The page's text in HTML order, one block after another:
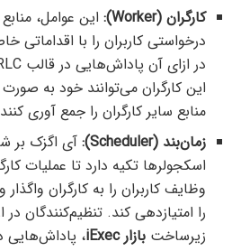
کارگران (Worker):
این عوامل،
درخواستی کاربران را با اقداماتی
این کارگران می‌توانند خود به
منابع سایر کارگران را جمع آوری
زمان‌بند (Scheduler):
آی اگزک بر
اسکجولرها تکیه دارد تا عملیات
وظایف کاربران را به کارگران واگذار
را امتیازدهی کند. تنظیم‌کنندگان
زیرساخت بازار iExec